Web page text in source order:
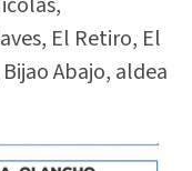
El Retiro, El
Abajo, aldea